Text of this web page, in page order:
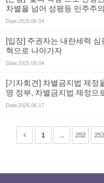
차별을 넘어 성평등 민주주
Date2025.06.04
[입장] 주권자는 내란세력
혁으로 나아가자
Date2025.06.04
[기자회견] 차별금지법 제정
명 정부, 차별금지법 제정으
Date2025.06.17
1 ... 252 253